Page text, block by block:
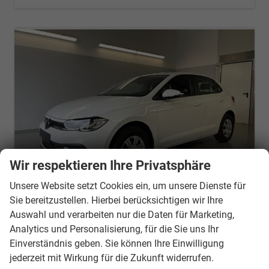
Volkswagen Polo
unverbindliche Lieferzeit:7 Tage Neuwagen
Fahrzeugnr. 20856 Getriebe Schalt. 5-Gang
Wir respektieren Ihre Privatsphäre
Unsere Website setzt Cookies ein, um unsere Dienste für
Sie bereitzustellen. Hierbei berücksichtigen wir Ihre
Auswahl und verarbeiten nur die Daten für Marketing,
Analytics und Personalisierung, für die Sie uns Ihr
Einverständnis geben. Sie können Ihre Einwilligung
jederzeit mit Wirkung für die Zukunft widerrufen.